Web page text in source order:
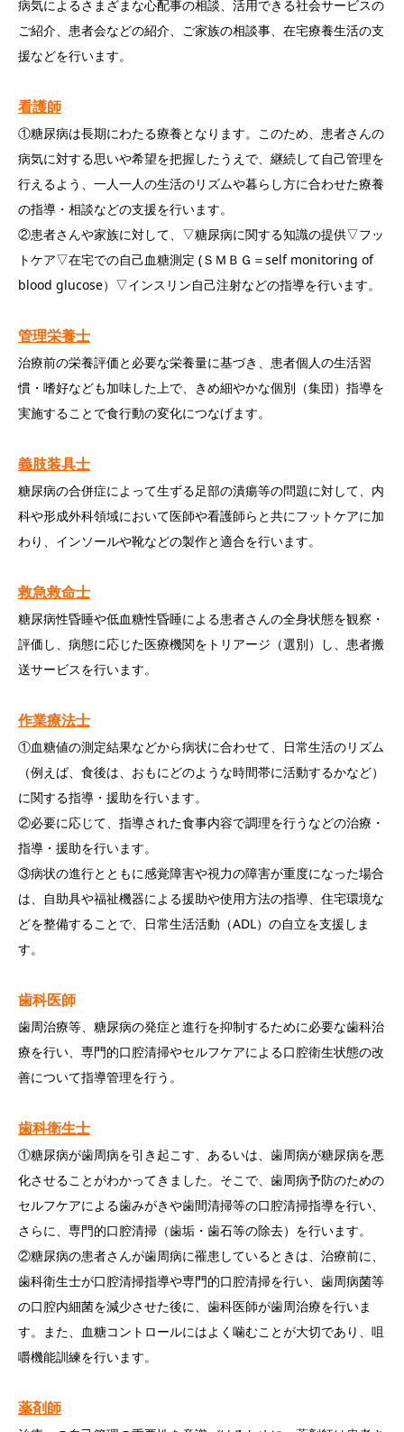
病気によるさまざまな心配事の相談、活用できる社会サービスの
ご紹介、患者会などの紹介、ご家族の相談事、在宅療養生活の支
援などを行います。
看護師
①糖尿病は長期にわたる療養となります。このため、患者さんの
病気に対する思いや希望を把握したうえで、継続して自己管理を
行えるよう、一人一人の生活のリズムや暮らし方に合わせた療養
の指導・相談などの支援を行います。
②患者さんや家族に対して、▽糖尿病に関する知識の提供▽フッ
トケア▽在宅での自己血糖測定 (ＳＭＢＧ＝self monitoring of
blood glucose）▽インスリン自己注射などの指導を行います。
管理栄養士
治療前の栄養評価と必要な栄養量に基づき、患者個人の生活習
慣・嗜好なども加味した上で、きめ細やかな個別（集団）指導を
実施することで食行動の変化につなげます。
義肢装具士
糖尿病の合併症によって生ずる足部の潰瘍等の問題に対して、内
科や形成外科領域において医師や看護師らと共にフットケアに加
わり、インソールや靴などの製作と適合を行います。
救急救命士
糖尿病性昏睡や低血糖性昏睡による患者さんの全身状態を観察・
評価し、病態に応じた医療機関をトリアージ（選別）し、患者搬
送サービスを行います。
作業療法士
①血糖値の測定結果などから病状に合わせて、日常生活のリズム
（例えば、食後は、おもにどのような時間帯に活動するかなど）
に関する指導・援助を行います。
②必要に応じて、指導された食事内容で調理を行うなどの治療・
指導・援助を行います。
③病状の進行とともに感覚障害や視力の障害が重度になった場合
は、自助具や福祉機器による援助や使用方法の指導、住宅環境な
どを整備することで、日常生活活動（ADL）の自立を支援しま
す。
歯科医師
歯周治療等、糖尿病の発症と進行を抑制するために必要な歯科治
療を行い、専門的口腔清掃やセルフケアによる口腔衛生状態の改
善について指導管理を行う。
歯科衛生士
①糖尿病が歯周病を引き起こす、あるいは、歯周病が糖尿病を悪
化させることがわかってきました。そこで、歯周病予防のための
セルフケアによる歯みがきや歯間清掃等の口腔清掃指導を行い、
さらに、専門的口腔清掃（歯垢・歯石等の除去）を行います。
②糖尿病の患者さんが歯周病に罹患しているときは、治療前に、
歯科衛生士が口腔清掃指導や専門的口腔清掃を行い、歯周病菌等
の口腔内細菌を減少させた後に、歯科医師が歯周治療を行いま
す。また、血糖コントロールにはよく噛むことが大切であり、咀
嚼機能訓練を行います。
薬剤師